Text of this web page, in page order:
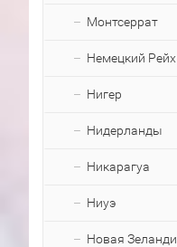
Монтсеррат
Немецкий Рейх
Нигер
Нидерланды
Никарагуа
Ниуэ
Новая